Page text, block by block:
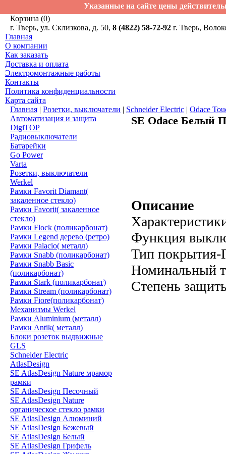
Указанные на сайте цены
Корзина (0)
г. Тверь, ул. Склизкова, д. 50, 8 (4822) 58-72-92 г. Тверь,
Главная
О компании
Как заказать
Доставка и оплата
Электромонтажные работы
Контакты
Политика конфиденциальности
Карта сайта
Главная | Розетки, выключатели | Schneider Electric | Odace
SE Odace Белый
Описание
Функция
Тип покрытия-
Номинальный
Степень
Автоматизация и защита
DigiTOP
Радиовыключатели
Батарейки
Go Power
Varta
Розетки, выключатели
Werkel
Рамки Favorit Diamant(
закаленное стекло)
Рамки Favorit( закаленное
стекло)
Рамки Flock (поликарбонат)
Рамки Legend дерево (ретро)
Рамки Palacio( металл)
Рамки Snabb (поликарбонат)
Рамки Snabb Basic
(поликарбонат)
Рамки Stark (поликарбонат)
Рамки Stream (поликарбонат)
Рамки Fiore(поликарбонат)
Механизмы Werkel
Рамки Aluminium (металл)
Рамки Antik( металл)
Блоки розеток выдвижные
GLS
Schneider Electric
AtlasDesign
SE AtlasDesign Nature мрамор
рамки
SE AtlasDesign Песочный
SE AtlasDesign Nature
органическое стекло рамки
SE AtlasDesign Алюминий
SE AtlasDesign Бежевый
SE AtlasDesign Белый
SE AtlasDesign Грифель